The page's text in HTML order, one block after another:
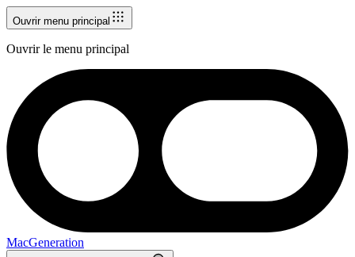
Ouvrir menu principal
Ouvrir le menu principal
MacGeneration